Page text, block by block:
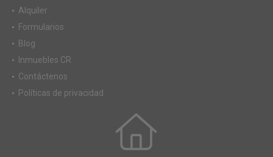
Alquiler
Formularios
Blog
Inmuebles CR
Contáctenos
Políticas de privacidad